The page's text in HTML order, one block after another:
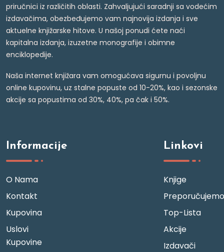
priručnici iz različitih oblasti. Zahvaljujući saradnji sa vodećim
izdavačima, obezbeđujemo vam najnovija izdanja i sve
aktuelne knjižarske hitove. U našoj ponudi ćete naći
kapitalna izdanja, izuzetne monografije i obimne
enciklopedije.
Naša internet knjižara vam omogućava sigurnu i povoljnu
online kupovinu, uz stalne popuste od 10-20%, kao i sezonske
akcije sa popustima od 30%, 40%, pa čak i 50%.
Informacije
O Nama
Kontakt
Kupovina
Uslovi
Kupovine
Linkovi
Knjige
Preporučujemo
Top-Lista
Akcije
Izdavači